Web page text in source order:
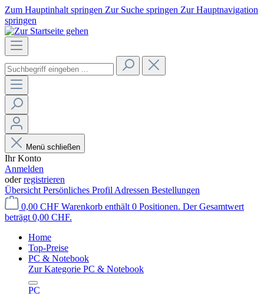
Zum Hauptinhalt springen Zur Suche springen Zur Hauptnavigation
springen
Menü schließen
Ihr Konto
Anmelden
oderregistrieren
Übersicht Persönliches Profil Adressen Bestellungen
0,00 CHF Warenkorb enthält 0 Positionen. Der Gesamtwert
beträgt 0,00 CHF.
Home
Top-Preise
PC & Notebook
Zur Kategorie PC & Notebook
PC